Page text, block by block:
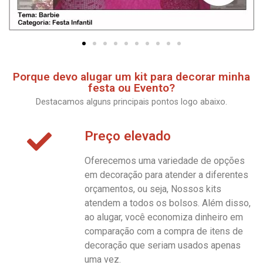
Porque devo alugar um kit para decorar minha
festa ou Evento?
Destacamos alguns principais pontos logo abaixo.
Preço elevado
Oferecemos uma variedade de opções
em decoração para atender a diferentes
orçamentos, ou seja, Nossos kits
atendem a todos os bolsos. Além disso,
ao alugar, você economiza dinheiro em
comparação com a compra de itens de
decoração que seriam usados apenas
uma vez.